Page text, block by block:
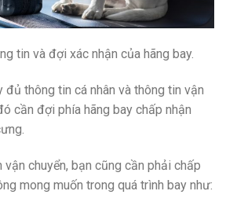
tin và đợi xác nhận của hãng bay.
đủ thông tin cá nhân và thông tin vận
cần đợi phía hãng bay chấp nhận
chuyển, bạn cũng cần phải chấp
mong muốn trong quá trình bay như: